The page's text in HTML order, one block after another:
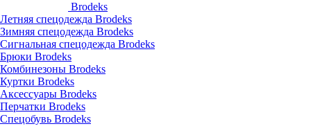
Brodeks
Летняя спецодежда Brodeks
Зимняя спецодежда Brodeks
Сигнальная спецодежда Brodeks
Брюки Brodeks
Комбинезоны Brodeks
Куртки Brodeks
Аксессуары Brodeks
Перчатки Brodeks
Спецобувь Brodeks